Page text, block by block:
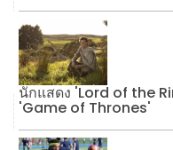
นักแสดง 'Lord of the
'Game of Thrones'